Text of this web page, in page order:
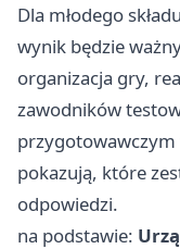
Dla młodego
wynik będzie
organizacja gry,
zawodników
przygotowawczym
pokazują, które
odpowiedzi.
na podstawie: